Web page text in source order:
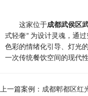
这家位于成都武侯区
式轻奢” 为设计灵魂，通
色彩的情绪化引导、灯光
一次传统餐饮空间的现代性
上一篇案例： 成都郫都区红